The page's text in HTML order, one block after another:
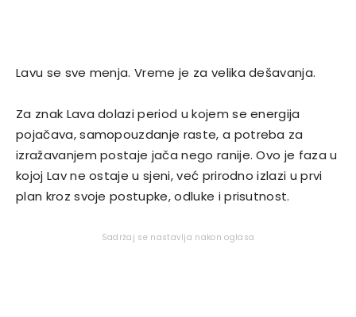
Lavu se sve menja. Vreme je za velika dešavanja.
Za znak Lava dolazi period u kojem se energija
pojačava, samopouzdanje raste, a potreba za
izražavanjem postaje jača nego ranije. Ovo je faza u
kojoj Lav ne ostaje u sjeni, već prirodno izlazi u prvi
plan kroz svoje postupke, odluke i prisutnost.
Sadržaj se nastavlja nakon oglasa